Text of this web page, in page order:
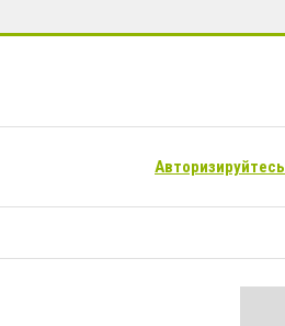
Авторизируйтесь